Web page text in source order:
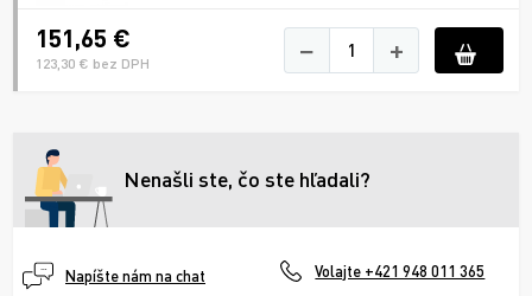
151,65 €
123,30 € bez DPH − +
Nenašli ste, čo ste hľadali?
Napíšte nám na chat Volajte +421 948 011 365